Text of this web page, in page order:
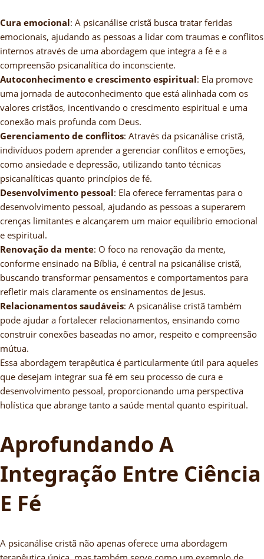
Cura emocional: A psicanálise cristã busca tratar feridas
emocionais, ajudando as pessoas a lidar com traumas e conflitos
internos através de uma abordagem que integra a fé e a
compreensão psicanalítica do inconsciente.
Autoconhecimento e crescimento espiritual: Ela promove
uma jornada de autoconhecimento que está alinhada com os
valores cristãos, incentivando o crescimento espiritual e uma
conexão mais profunda com Deus.
Gerenciamento de conflitos: Através da psicanálise cristã,
indivíduos podem aprender a gerenciar conflitos e emoções,
como ansiedade e depressão, utilizando tanto técnicas
psicanalíticas quanto princípios de fé.
Desenvolvimento pessoal: Ela oferece ferramentas para o
desenvolvimento pessoal, ajudando as pessoas a superarem
crenças limitantes e alcançarem um maior equilíbrio emocional
e espiritual.
Renovação da mente: O foco na renovação da mente,
conforme ensinado na Bíblia, é central na psicanálise cristã,
buscando transformar pensamentos e comportamentos para
refletir mais claramente os ensinamentos de Jesus.
Relacionamentos saudáveis: A psicanálise cristã também
pode ajudar a fortalecer relacionamentos, ensinando como
construir conexões baseadas no amor, respeito e compreensão
mútua.
Essa abordagem terapêutica é particularmente útil para aqueles
que desejam integrar sua fé em seu processo de cura e
desenvolvimento pessoal, proporcionando uma perspectiva
holística que abrange tanto a saúde mental quanto espiritual.
Aprofundando A
Integração Entre Ciência
E Fé
A psicanálise cristã não apenas oferece uma abordagem